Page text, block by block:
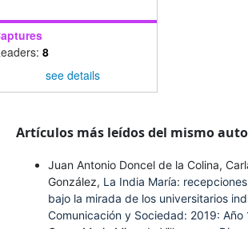
8
see details
Artículos más leídos del mismo
Juan Antonio Doncel de la Colina,
González, La India María:
bajo la mirada de los universitarios
Comunicación y Sociedad: 2019: Año